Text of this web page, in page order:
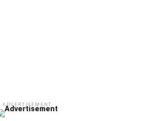
ADVERTISEMENT